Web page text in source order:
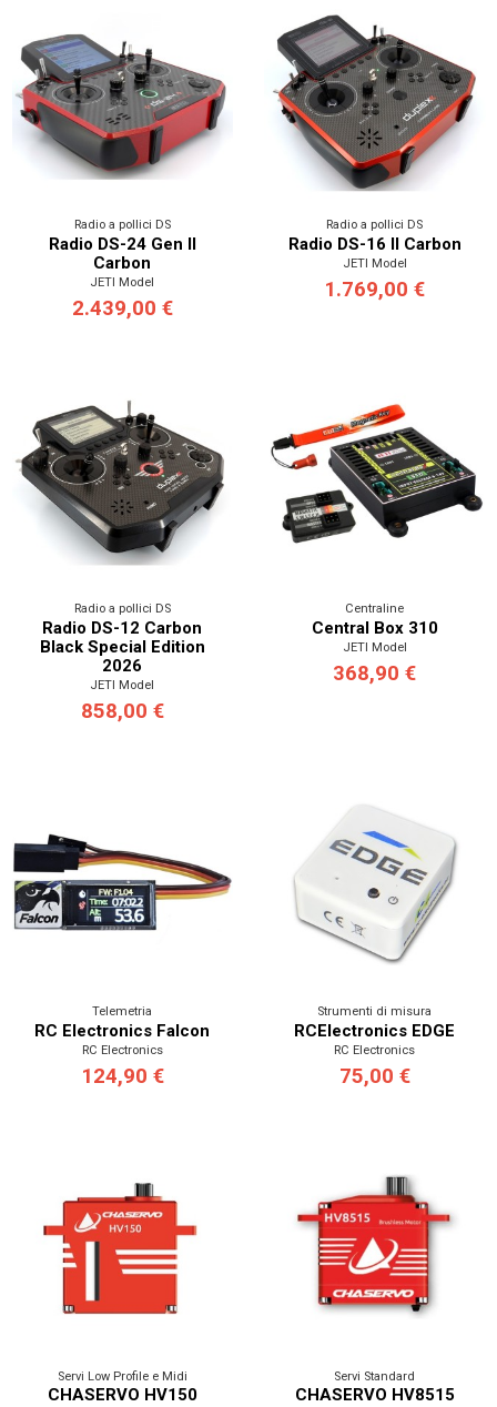
Radio a pollici DS
Radio DS-24 Gen II
Carbon
JETI Model
2.439,00 €
Radio a pollici DS
Radio DS-16 II Carbon
JETI Model
1.769,00 €
Radio a pollici DS
Radio DS-12 Carbon
Black Special Edition
2026
JETI Model
858,00 €
Centraline
Central Box 310
JETI Model
368,90 €
Telemetria
RC Electronics Falcon
RC Electronics
124,90 €
Strumenti di misura
RCElectronics EDGE
RC Electronics
75,00 €
Servi Low Profile e Midi
CHASERVO HV150
Servi Standard
CHASERVO HV8515